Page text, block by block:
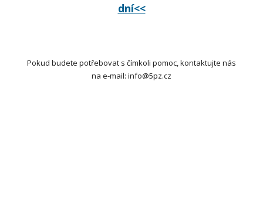
dní<<
Pokud budete potřebovat s čímkoli pomoc, kontaktujte nás
na e-mail: info@5pz.cz